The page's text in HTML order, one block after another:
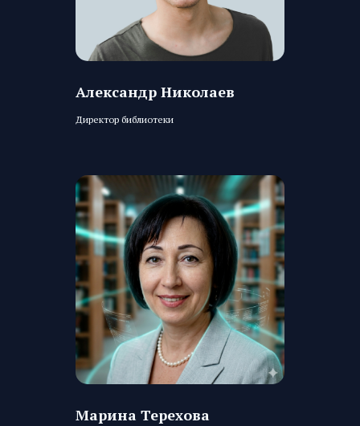
Александр Николаев
Директор библиотеки
Марина Терехова